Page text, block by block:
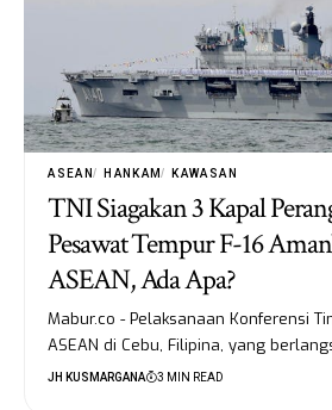
ASEAN HANKAM KAWASAN
TNI Siagakan 3 Kapal
Pesawat Tempur F-16
ASEAN, Ada Apa?
Mabur.co - Pelaksanaan Konferensi
ASEAN di Cebu, Filipina, yang
JH KUSMARGANA 3 MIN READ